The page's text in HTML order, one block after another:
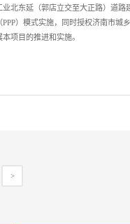
北东延（郭店立交至大正路）道路
）模式实施，同时授权济南市城
项目的推进和实施。
>